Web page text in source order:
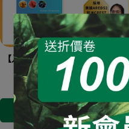
【入門首選】悠倍活力 10合1亮晶
葉黃素 1盒
NT$879NT$1,290
加入購物車